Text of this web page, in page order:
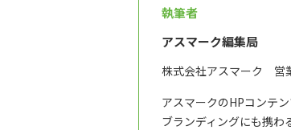
執筆者
アスマーク編集局
株式会社アスマーク 営
アスマークのHPコンテ
ブランディングにも携わ